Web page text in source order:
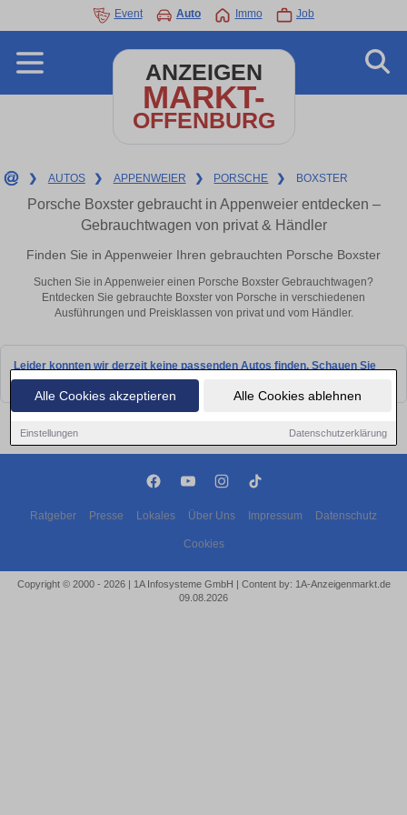
Alle Cookies akzeptieren Alle Cookies ablehnen
Einstellungen Datenschutzerklärung
Event Auto Immo Job
ANZEIGEN
MARKT-
OFFENBURG
❯ AUTOS ❯ APPENWEIER ❯ PORSCHE ❯ BOXSTER
Porsche Boxster gebraucht in Appenweier entdecken –
Gebrauchtwagen von privat & Händler
Finden Sie in Appenweier Ihren gebrauchten Porsche Boxster
Suchen Sie in Appenweier einen Porsche Boxster Gebrauchtwagen?
Entdecken Sie gebrauchte Boxster von Porsche in verschiedenen
Ausführungen und Preisklassen von privat und vom Händler.
Leider konnten wir derzeit keine passenden Autos finden. Schauen Sie
bald wieder vorbei!
Ratgeber Presse Lokales Über Uns Impressum Datenschutz
Cookies
Copyright © 2000 - 2026 | 1A Infosysteme GmbH | Content by: 1A-Anzeigenmarkt.de
09.08.2026